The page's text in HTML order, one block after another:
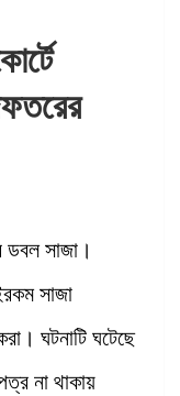
ডবল সাজা।
সাজা
ঘটনাটি ঘটেছে
না থাকায়